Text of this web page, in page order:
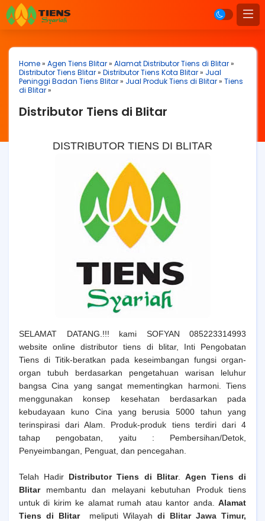
Home» Agen Tiens Blitar» Alamat Distributor Tiens di Blitar»
Distributor Tiens Blitar» Distributor Tiens Kota Blitar» Jual
Peninggi Badan Tiens Blitar» Jual Produk Tiens di Blitar» Tiens
di Blitar»
Distributor Tiens di Blitar
DISTRIBUTOR TIENS DI BLITAR
SELAMAT DATANG.!!! kami SOFYAN 085223314993
website online distributor tiens di blitar, Inti Pengobatan
Tiens di Titik-beratkan pada keseimbangan fungsi organ-
organ tubuh berdasarkan pengetahuan warisan leluhur
bangsa Cina yang sangat mementingkan harmoni. Tiens
menggunakan konsep kesehatan berdasarkan pada
kebudayaan kuno Cina yang berusia 5000 tahun yang
terinspirasi dari Alam. Produk-produk tiens terdiri dari 4
tahap pengobatan, yaitu : Pembersihan/Detok,
Penyeimbangan, Penguat, dan pencegahan.
Telah Hadir Distributor Tiens di Blitar. Agen Tiens di
Blitar membantu dan melayani kebutuhan Produk tiens
untuk di kirim ke alamat rumah atau kantor anda. Alamat
Tiens di Blitar meliputi Wilayah di Blitar Jawa Timur,